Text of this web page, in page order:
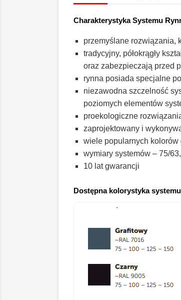
Charakterystyka Systemu
przemyślane rozwiązania,
tradycyjny, półokrągły
oraz zabezpieczają przed
rynna posiada specjalne
niezawodna szczelność
poziomych elementów
proekologiczne
zaprojektowany i
wiele popularnych kolorów
wymiary systemów – 75/
10 lat gwarancji
Dostępna kolorystyka